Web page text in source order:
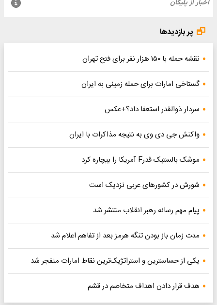
پر بازدیدها
نقشه حمله با ۱۵۰ هزار نفر برای فتح تهران
گستاخی امارات برای حمله زمینی به ایران
سردار ذوالقدر استعفا داد؟+عکس
واکنش جی دی وی به نتیجه مذاکرات با ایران
موشک بالستیک قدرF آمریکا را بیچاره کرد
شورش در کشورهای عربی نزدیک است
پیام مهم رسانه رهبر انقلاب منتشر شد
مدت زمان باز بودن تنگه هرمز بعد از تفاهم اعلام شد
یکی از حساسترین و استراتژیک‌ترین نقاط امارات منفجر شد
هدف قرار دادن اهداف متخاصم در قشم